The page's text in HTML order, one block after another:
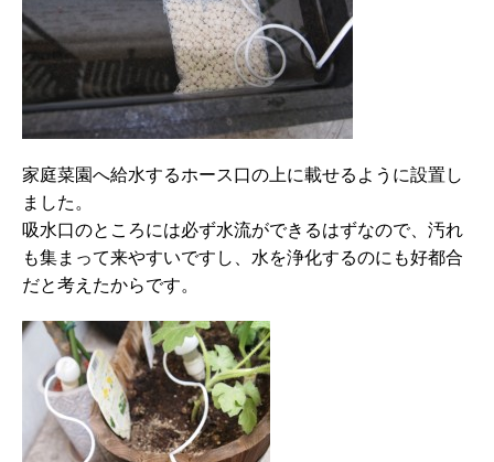
家庭菜園へ給水するホース口の上に載せるように設置し
ました。
吸水口のところには必ず水流ができるはずなので、汚れ
も集まって来やすいですし、水を浄化するのにも好都合
だと考えたからです。